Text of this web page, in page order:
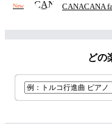
New
CANACANA
どの